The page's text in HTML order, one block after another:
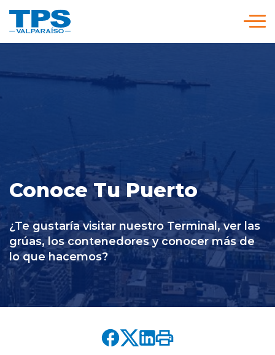
Servicios y Tarifas
Políticas y Procedimientos
Prensa
Conoce Tu Puerto
¿Te gustaría visitar nuestro Terminal, ver las
grúas, los contenedores y conocer más de
lo que hacemos?